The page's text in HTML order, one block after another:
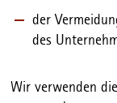
der
des
Wir verwenden